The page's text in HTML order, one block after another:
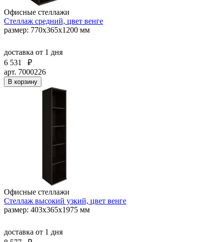
Офисные стеллажи
Стеллаж средний, цвет венге
размер: 770х365х1200 мм
доставка от 1 дня
6 531
₽
арт. 7000226
В корзину
Офисные стеллажи
Стеллаж высокий узкий, цвет венге
размер: 403х365х1975 мм
доставка от 1 дня